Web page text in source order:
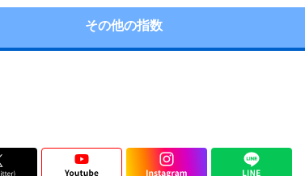
その他の指数